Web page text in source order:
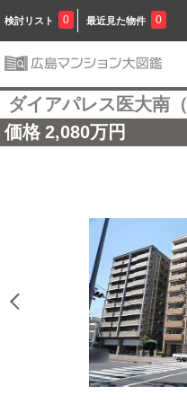
検討リスト 0 最近見た物件 0
ダイアパレス医大南（
価格 2,080万円